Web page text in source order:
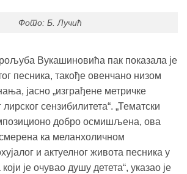
Фото: Б. Лучић
Вукашиновића пак показала је
песника, такође овенчано низом
јасно „изграђене метричке
сензибилитета“. „Тематски
добро осмишљена, ова
ка меланхоличном
и актуелног живота песника у
је очувао душу детета“, указао је